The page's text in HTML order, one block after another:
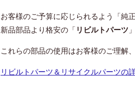
お客様のご予算に応じられるよう「純
新品部品より格安の「 リビルトパーツ
これらの部品の使用はお客様のご理解
リビルトパーツ＆リサイクルパーツの